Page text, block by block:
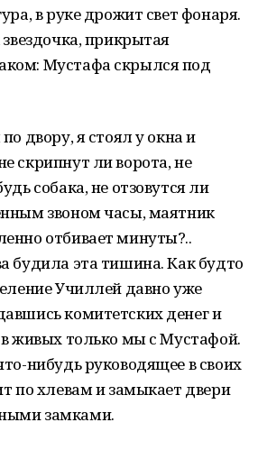
в руке дрожит свет фонаря.
прикрытая
Мустафа скрылся под
двору, я стоял у окна и
скрипнут ли ворота, не
собака, не отзовутся ли
звоном часы, маятник
отбивает минуты?..
будила эта тишина. Как будто
Училлей давно уже
комитетских денег и
живых только мы с Мустафой.
нибудь руководящее в своих
по хлевам и замыкает двери
замками.